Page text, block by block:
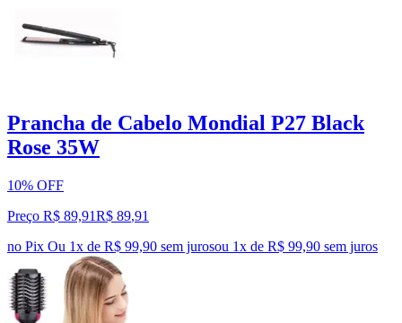
Prancha de Cabelo Mondial P27 Black
Rose 35W
10% OFF
Preço R$ 89,91R$ 89,91
no Pix Ou 1x de R$ 99,90 sem jurosou 1x de R$ 99,90 sem juros